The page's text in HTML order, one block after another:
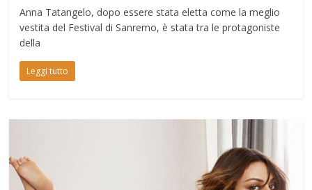
Anna Tatangelo, dopo essere stata eletta come la meglio
vestita del Festival di Sanremo, è stata tra le protagoniste
della
Leggi tutto